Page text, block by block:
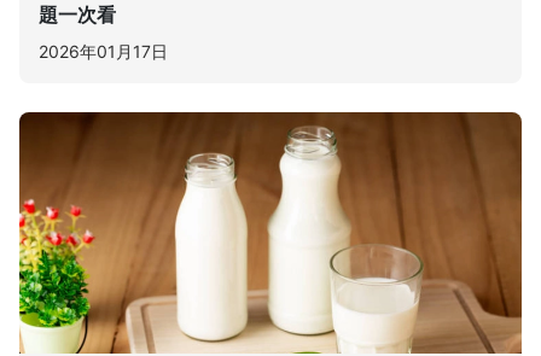
題一次看
2026年01月17日